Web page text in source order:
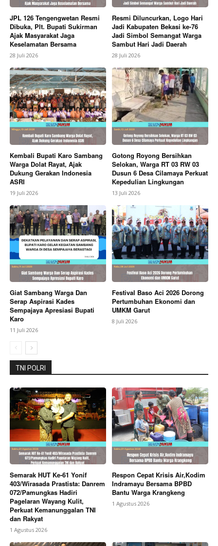
SUBSCRIBE NOW
Company
About
Contact us
My account
Bagikan Artikel
Berita Lainnya Briefing Mingguan Tim POD & COD
JNE Galuhmas Karawang Bahas Evaluasi
Penanganan Paket Prioritas
JPL 126 Tengengwetan Resmi
Dibuka, Plt. Bupati Sukirman
Ajak Masyarakat Jaga
Keselamatan Bersama
28 Juli 2026
Resmi Diluncurkan, Logo Hari
Jadi Kabupaten Bekasi ke-76
Jadi Simbol Semangat Warga
Sambut Hari Jadi Daerah
28 Juli 2026
Kembali Bupati Karo Sambang
Warga Dolat Rayat, Ajak
Dukung Gerakan Indonesia
ASRI
19 Juli 2026
Gotong Royong Bersihkan
Selokan, Warga RT 03 RW 03
Dusun 6 Desa Cilamaya Perkuat
Kepedulian Lingkungan
13 Juli 2026
Giat Sambang Warga Dan
Serap Aspirasi Kades
Sempajaya Apresiasi Bupati
Karo
11 Juli 2026
Festival Baso Aci 2026 Dorong
Pertumbuhan Ekonomi dan
UMKM Garut
8 Juli 2026
TNI POLRI
Semarak HUT Ke-61 Yonif
403/Wirasada Prastista: Danrem
072/Pamungkas Hadiri
Pagelaran Wayang Kulit,
Perkuat Kemanunggalan TNI
dan Rakyat
1 Agustus 2026
Respon Cepat Krisis Air,Kodim
Indramayu Bersama BPBD
Bantu Warga Krangkeng
1 Agustus 2026